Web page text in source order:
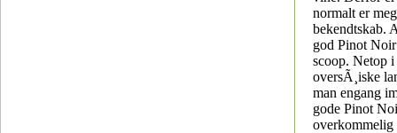
normalt er
bekendtskab.
god Pinot
scoop. Netop i
oversÃ¸iske
man engang
gode Pinot
overkommelig